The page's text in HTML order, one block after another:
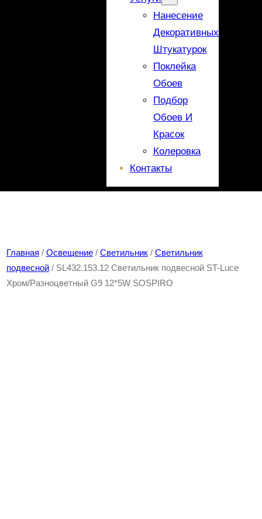
Нанесение
Декоративных
Штукатурок
Поклейка
Обоев
Подбор
Обоев И
Красок
Колеровка
Контакты
Главная / Освещение/ Светильник/ Светильник
подвесной/ SL432.153.12 Светильник подвесной ST-Luce
Хром/Разноцветный G9 12*5W SOSPIRO